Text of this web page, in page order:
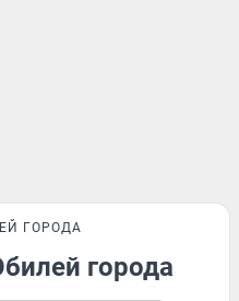
ГОРОДА
города